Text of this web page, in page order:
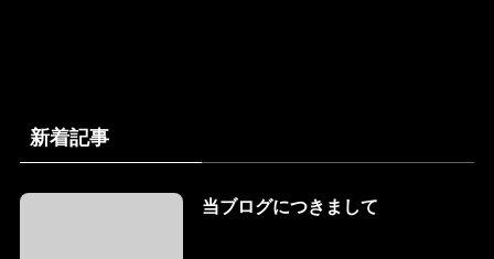
新着記事
当ブログにつきまして